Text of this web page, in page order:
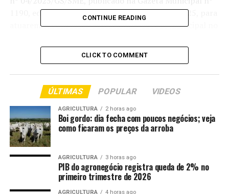
1190, edição suplementar de 28 de agosto de 2025, para
atuarem em unidades educacionais da rede municipal no
Estão sendo convocados aprovados nas funções de
professor pedagogo, professor de Educação Física,
professor de Inglês, professor de Artes, professor
pedagogo para sala de recurso multifuncional, técnico
em Nutrição Escolar (TNE), TMIE auxiliar de serviços
gerais (ASG), intérprete de Libras, técnico de nível
superior fonoaudiólogo e engenheiro civil, de todas as
regionais.
Os candidatos convocados devem se cadastrar e enviar a
documentação listada nos editais de convocação no
CONTINUE READING
CLICK TO COMMENT
ÚLTIMAS POPULAR VIDEOS
AGRICULTURA 2 horas ago
Boi gordo: dia fecha com poucos negócios; veja
como ficaram os preços da arroba
AGRICULTURA 3 horas ago
PIB do agronegócio registra queda de 2% no
primeiro trimestre de 2026
AGRICULTURA 4 horas ago